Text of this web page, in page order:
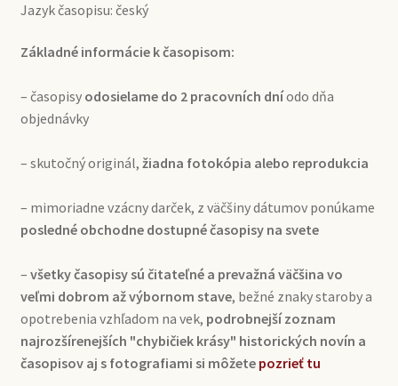
Jazyk časopisu: český
Základné informácie k časopisom:
– časopisy odosielame do 2 pracovních dníodo dňa
objednávky
– skutočný originál, žiadna fotokópia alebo reprodukcia
– mimoriadne vzácny darček, z väčšiny dátumov ponúkame
posledné obchodne dostupné časopisy na svete
– všetky časopisy sú čitateľné a prevažná väčšina vo
veľmi dobrom až výbornom stave, bežné znaky staroby a
opotrebenia vzhľadom na vek, podrobnejší zoznam
najrozšírenejších "chybičiek krásy" historických novín a
časopisov aj s fotografiami si môžete pozrieť tu